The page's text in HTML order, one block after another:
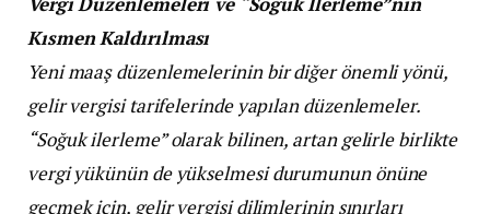
Kısmen Kaldırılması
Yeni maaş düzenlemelerinin bir diğer önemli yönü,
gelir vergisi tarifelerinde yapılan düzenlemeler.
“Soğuk ilerleme” olarak bilinen, artan gelirle birlikte
vergi yükünün de yükselmesi durumunun önüne
geçmek için, gelir vergisi dilimlerinin sınırları